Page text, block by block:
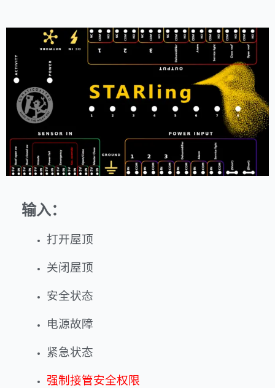
输入：
打开屋顶
关闭屋顶
安全状态
电源故障
紧急状态
强制接管安全权限